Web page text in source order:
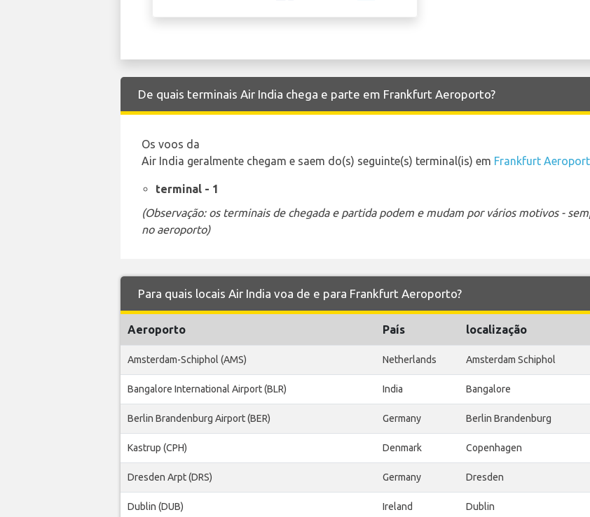
De quais terminais Air India chega e parte em Frankfurt Aeroporto?
Os voos da
Air India geralmente chegam e saem do(s) seguinte(s) terminal(is) em Frankfurt
terminal - 1
(Observação: os terminais de chegada e partida podem e mudam por vários motivos -
no aeroporto)
Para quais locais Air India voa de e para Frankfurt Aeroporto?
Aeroporto País localização
Amsterdam-Schiphol (AMS) Netherlands Amsterdam Schiphol
Bangalore International Airport (BLR) India Bangalore
Berlin Brandenburg Airport (BER) Germany Berlin Brandenburg
Kastrup (CPH) Denmark Copenhagen
Dresden Arpt (DRS) Germany Dresden
Dublin (DUB) Ireland Dublin